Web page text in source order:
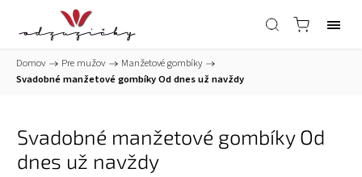
Domov / Pre mužov / Manžetové gombíky /
Svadobné manžetové gombíky Od dnes už navždy
Svadobné manžetové gombíky Od
dnes už navždy